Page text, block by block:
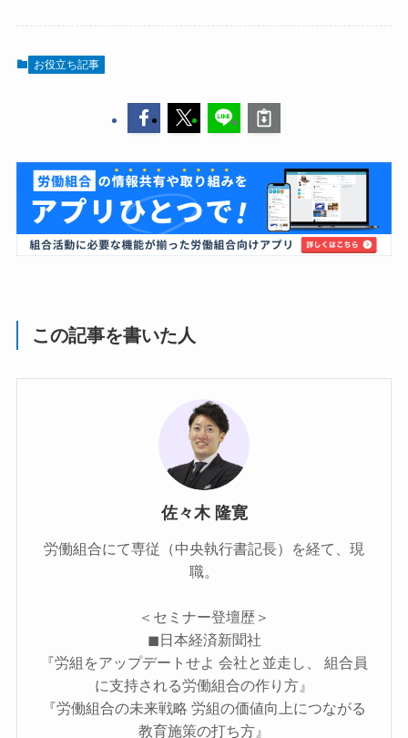
お役立ち記事
この記事を書いた人
佐々木 隆寛
労働組合にて専従（中央執行書記長）を経て、現
職。
＜セミナー登壇歴＞
◼︎日本経済新聞社
『労組をアップデートせよ 会社と並走し、 組合員
に支持される労働組合の作り方』
『労働組合の未来戦略 労組の価値向上につながる
教育施策の打ち方』